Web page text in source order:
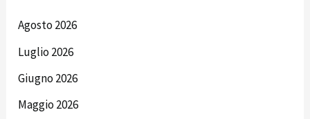
Agosto 2026
Luglio 2026
Giugno 2026
Maggio 2026